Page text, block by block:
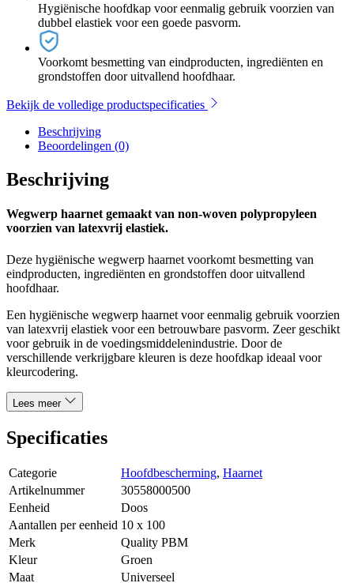
Hygiënische hoofdkap voor eenmalig gebruik voorzien van
dubbel elastiek voor een goede pasvorm.
Voorkomt besmetting van eindproducten, ingrediënten en
grondstoffen door uitvallend hoofdhaar.
Bekijk de volledige productspecificaties
Beschrijving
Beoordelingen (0)
Beschrijving
Wegwerp haarnet gemaakt van non-woven polypropyleen
voorzien van latexvrij elastiek.
Deze hygiënische wegwerp haarnet voorkomt besmetting van
eindproducten, ingrediënten en grondstoffen door uitvallend
hoofdhaar.
Een hygiënische wegwerp haarnet voor eenmalig gebruik voorzien
van latexvrij elastiek voor een betrouwbare pasvorm. Zeer geschikt
voor gebruik in de voedingsmiddelenindustrie. Door de
verschillende verkrijgbare kleuren is deze hoofdkap ideaal voor
kleurcodering.
Lees meer
Specificaties
Categorie Hoofdbescherming, Haarnet
Artikelnummer
30558000500
Eenheid
Doos
Aantallen per eenheid 10 x 100
Merk
Quality PBM
Kleur
Groen
Maat
Universeel